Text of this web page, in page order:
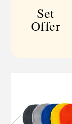
Set
Offer